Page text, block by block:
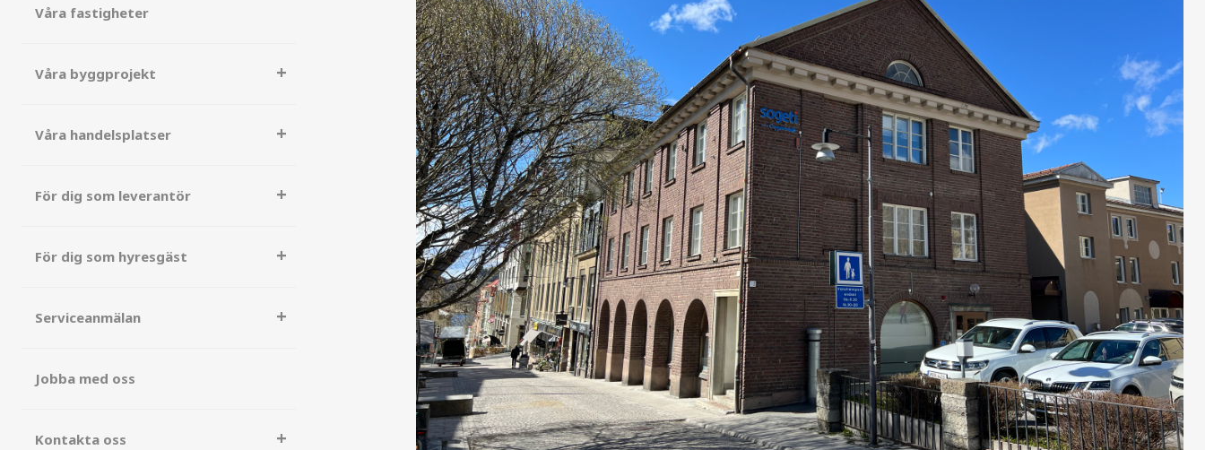
Våra fastigheter
Våra byggprojekt
Våra handelsplatser
För dig som leverantör
För dig som hyresgäst
Serviceanmälan
Jobba med oss
Kontakta oss